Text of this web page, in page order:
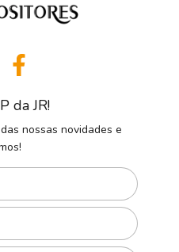
da JR!
nossas novidades e